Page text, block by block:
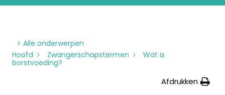
< Alle onderwerpen
Hoofd
Zwangerschapstermen
Wat is
borstvoeding?
Afdrukken